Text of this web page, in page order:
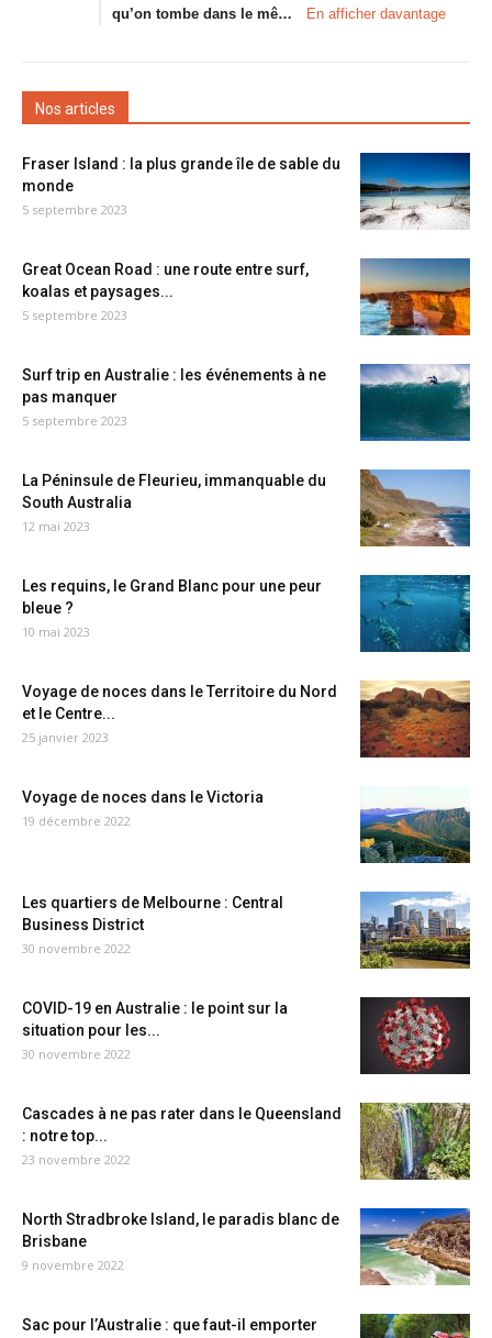
qu’on tombe dans le mê…
En afficher davantage
Nos articles
Fraser Island : la plus grande île de sable du
monde
5 septembre 2023
Great Ocean Road : une route entre surf,
koalas et paysages...
5 septembre 2023
Surf trip en Australie : les événements à ne
pas manquer
5 septembre 2023
La Péninsule de Fleurieu, immanquable du
South Australia
12 mai 2023
Les requins, le Grand Blanc pour une peur
bleue ?
10 mai 2023
Voyage de noces dans le Territoire du Nord
et le Centre...
25 janvier 2023
Voyage de noces dans le Victoria
19 décembre 2022
Les quartiers de Melbourne : Central
Business District
30 novembre 2022
COVID-19 en Australie : le point sur la
situation pour les...
30 novembre 2022
Cascades à ne pas rater dans le Queensland
: notre top...
23 novembre 2022
North Stradbroke Island, le paradis blanc de
Brisbane
9 novembre 2022
Sac pour l’Australie : que faut-il emporter